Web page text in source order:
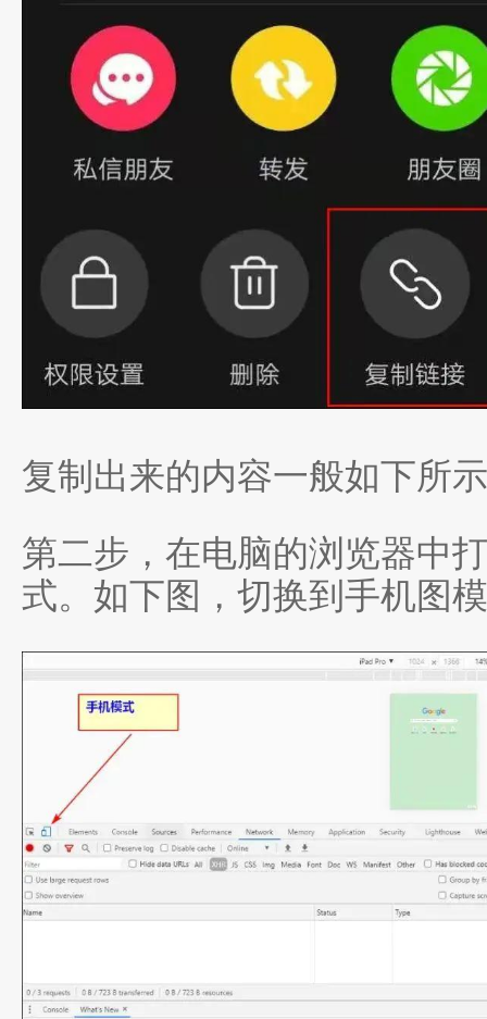
复制出来的内容一般如下所
第二步，在电脑的浏览器中
式。如下图，切换到手机图